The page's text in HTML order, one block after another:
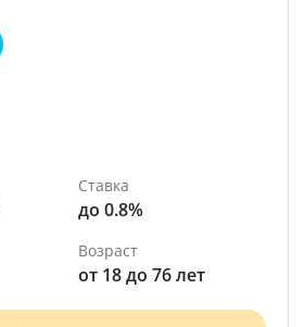
Ставка
до 0.8%
Возраст
от 18 до 76 лет